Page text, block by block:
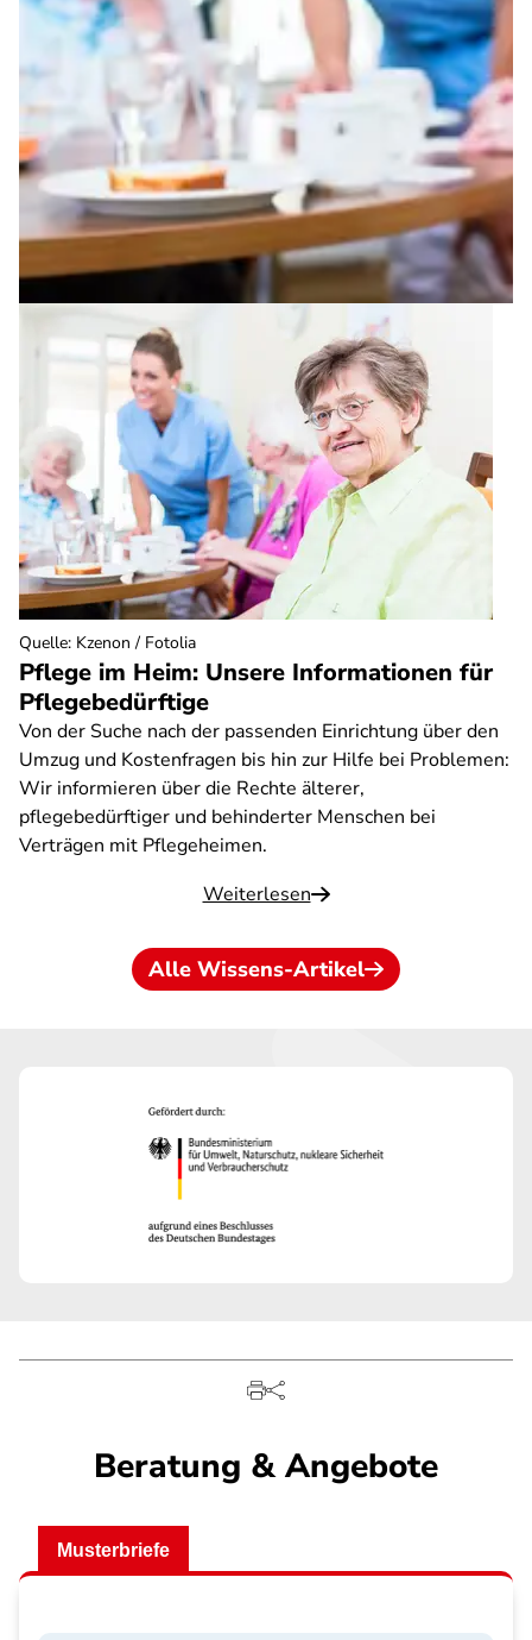
Pflege im Heim: Unsere Informationen für
Pflegebedürftige
Von der Suche nach der passenden Einrichtung über den
Umzug und Kostenfragen bis hin zur Hilfe bei Problemen:
Wir informieren über die Rechte älterer,
pflegebedürftiger und behinderter Menschen bei
Verträgen mit Pflegeheimen.
Weiterlesen
Quelle: Kzenon / Fotolia
Alle Wissens-Artikel
Beratung & Angebote
Musterbriefe